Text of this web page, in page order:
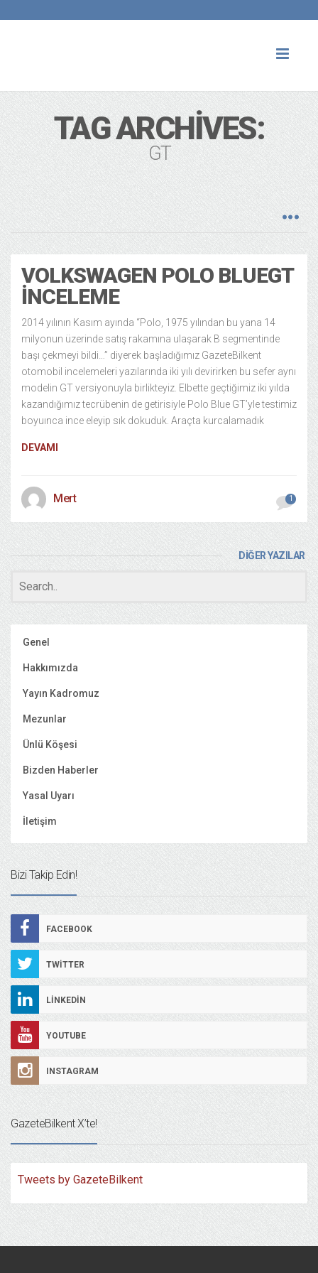
TAG ARCHIVES:
GT
VOLKSWAGEN POLO BLUEGT
İNCELEME
2014 yılının Kasım ayında “Polo, 1975 yılından bu yana 14
milyonun üzerinde satış rakamına ulaşarak B segmentinde
başı çekmeyi bildi…” diyerek başladığımız GazeteBilkent
otomobil incelemeleri yazılarında iki yılı devirirken bu sefer aynı
modelin GT versiyonuyla birlikteyiz. Elbette geçtiğimiz iki yılda
kazandığımız tecrübenin de getirisiyle Polo Blue GT’yle testimiz
boyuınca ince eleyip sık dokuduk. Araçta kurcalamadık
DEVAMI
Mert 1
DİĞER YAZILAR
Genel
Hakkımızda
Yayın Kadromuz
Mezunlar
Ünlü Köşesi
Bizden Haberler
Yasal Uyarı
İletişim
Bizi Takip Edin!
FACEBOOK
TWITTER
LINKEDIN
YOUTUBE
INSTAGRAM
GazeteBilkent X’te!
Tweets by GazeteBilkent